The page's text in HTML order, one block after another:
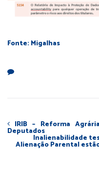
Fonte: Migalhas
IRIB – Reforma
Deputados
Inalienabilidade
Alienação Parental